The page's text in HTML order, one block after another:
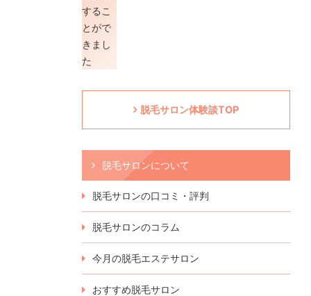
脱毛サロン体験談TOP
脱毛サロンについて
脱毛サロンの口コミ・評判
脱毛サロンのコラム
今月の脱毛エステサロン
おすすめ脱毛サロン